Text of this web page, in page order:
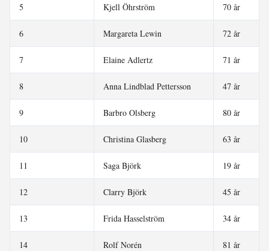
5 Kjell Öhrström 70 år
6 Margareta Lewin 72 år
7 Elaine Adlertz 71 år
8 Anna Lindblad Pettersson 47 år
9 Barbro Olsberg 80 år
10 Christina Glasberg 63 år
11 Saga Björk 19 år
12 Clarry Björk 45 år
13 Frida Hasselström 34 år
14 Rolf Norén 81 år